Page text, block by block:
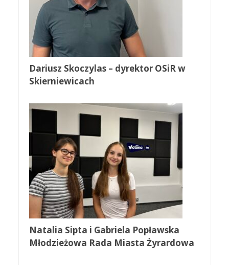
Dariusz Skoczylas – dyrektor OSiR w
Skierniewicach
Natalia Sipta i Gabriela Popławska
Młodzieżowa Rada Miasta Żyrardowa